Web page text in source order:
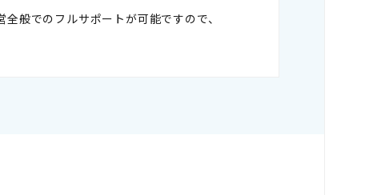
般でのフルサポートが可能ですので、